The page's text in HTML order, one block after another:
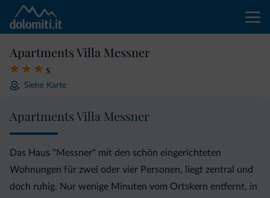
Apartments Villa Messner
s
Siehe Karte
Apartments Villa Messner
Das Haus "Messner" mit den schön eingerichteten
Wohnungen für zwei oder vier Personen, liegt zentral und
doch ruhig. Nur wenige Minuten vom Ortskern entfernt, in